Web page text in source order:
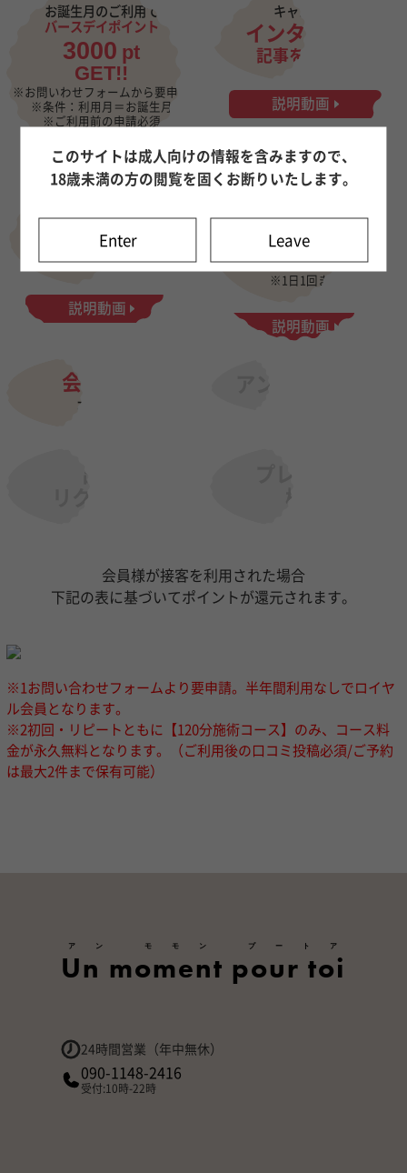
お誕生月のご利用で
バースデイポイント
3000 pt
GET!!
※お問いわせフォームから要申請
※条件：利用月＝お誕生月
※ご利用前の申請必須
キャストの
インタビュー
記事を見れる
説明動画
答えると
ポイント
GET!!
説明動画
をすると
20
GET!!
※1日1回まで
説明動画
会員専用
オフ動画
会員様が接客を利用された場合
下記の表に基づいてポイントが還元されます。
※1お問い合わせフォームより要申請。半年間利用なしでロイヤ
ル会員となります。
※2初回・リピートともに【120分施術コース】のみ、コース料
金が永久無料となります。（ご利用後の口コミ投稿必須/ご予約
は最大2件まで保有可能）
Un moment pour toi
アン モモン プートア
24時間営業（年中無休）
090-1148-2416
受付:10時-22時
このサイトは成人向けの情報を含みますので、
18歳未満の方の閲覧を固くお断りいたします。
Enter Leave